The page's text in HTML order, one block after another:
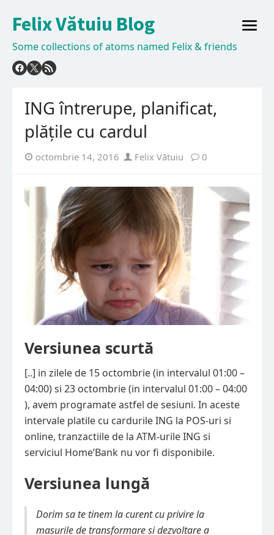
to
Felix Vătuiu Blog
Some collections of atoms named Felix & friends
open
ING întrerupe, planificat,
plățile cu cardul
Posted
octombrie 14, 2016 Author
Felix Vătuiu 0
Versiunea scurtă
[..] in zilele de 15 octombrie (in intervalul 01:00 –
04:00) si 23 octombrie (in intervalul 01:00 – 04:00
), avem programate astfel de sesiuni. In aceste
intervale platile cu cardurile ING la POS-uri si
online, tranzactiile de la ATM-urile ING si
serviciul Home’Bank nu vor fi disponibile.
Versiunea lungă
Dorim sa te tinem la curent cu privire la
masurile de transformare si dezvoltare a